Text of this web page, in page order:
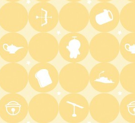
4:30
クレヨンしんちゃん 【スワン
ボート伝説だゾ】
5:00
ドラえもん 【ウラメシズキ
ン】ほか